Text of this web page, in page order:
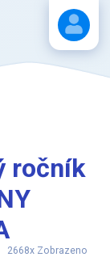
ročník
2668x Zobrazeno